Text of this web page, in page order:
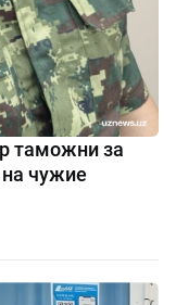
таможни за
чужие